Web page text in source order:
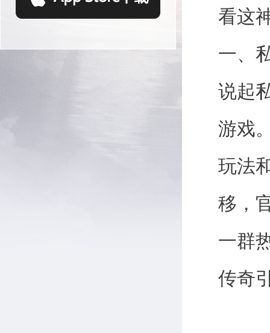
看这
一、
说起
游戏
玩法
移，
一群
传奇